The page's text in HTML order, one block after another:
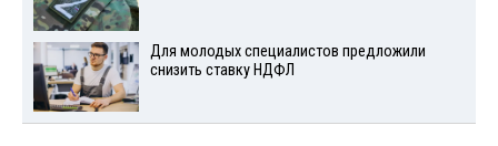
Для молодых специалистов предложили
снизить ставку НДФЛ